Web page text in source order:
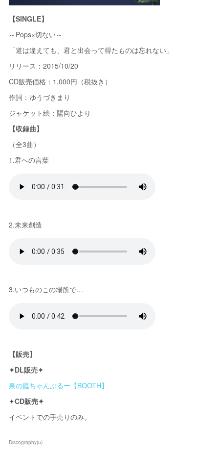
【SINGLE】
～Pops×切ない～
「道は違えても、君と出会って得たものは忘れない」
リリース：2015/10/20
CD販売価格：1,000円（税抜き）
作詞：ゆうづきまり
ジャケット絵：陽向ひより
【収録曲】
（全3曲）
1.君への言葉
2.未来創造
3.いつものこの場所で…
【販売】
✦DL販売✦
泉の庭ちゃんぷるー【BOOTH】
✦CD販売✦
イベントでの手売りのみ。
Discography(5)